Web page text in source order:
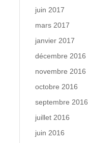
juin 2017
mars 2017
janvier 2017
décembre 2016
novembre 2016
octobre 2016
septembre 2016
juillet 2016
juin 2016